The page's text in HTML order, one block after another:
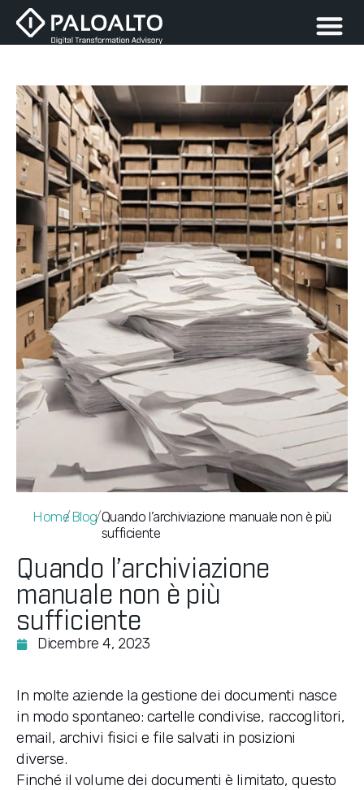
Home
/Blog/Quando l’archiviazione manuale non è più
sufficiente
Quando l’archiviazione
manuale non è più
sufficiente
Dicembre 4, 2023
In molte aziende la gestione dei documenti nasce
in modo spontaneo: cartelle condivise, raccoglitori,
email, archivi fisici e file salvati in posizioni
diverse.
Finché il volume dei documenti è limitato, questo